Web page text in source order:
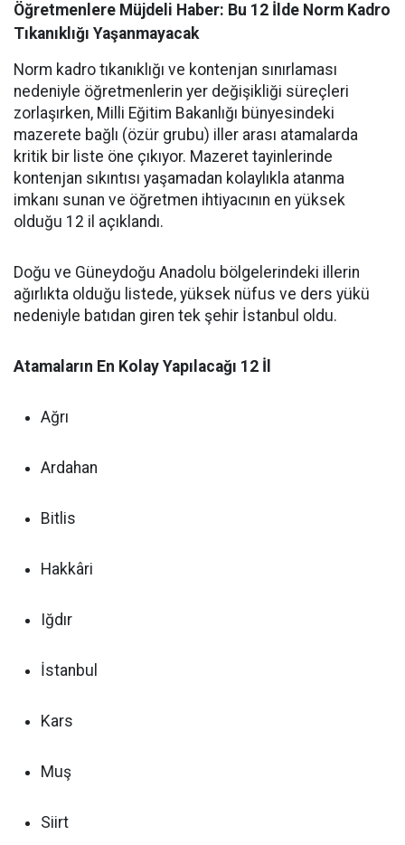
Öğretmenlere Müjdeli Haber: Bu 12 İlde Norm Kadro
Tıkanıklığı Yaşanmayacak
Norm kadro tıkanıklığı ve kontenjan sınırlaması
nedeniyle öğretmenlerin yer değişikliği süreçleri
zorlaşırken, Milli Eğitim Bakanlığı bünyesindeki
mazerete bağlı (özür grubu) iller arası atamalarda
kritik bir liste öne çıkıyor. Mazeret tayinlerinde
kontenjan sıkıntısı yaşamadan kolaylıkla atanma
imkanı sunan ve öğretmen ihtiyacının en yüksek
olduğu 12 il açıklandı.
Doğu ve Güneydoğu Anadolu bölgelerindeki illerin
ağırlıkta olduğu listede, yüksek nüfus ve ders yükü
nedeniyle batıdan giren tek şehir İstanbul oldu.
Atamaların En Kolay Yapılacağı 12 İl
Ağrı
Ardahan
Bitlis
Hakkâri
Iğdır
İstanbul
Kars
Muş
Siirt